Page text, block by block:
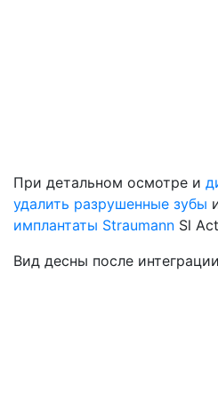
При детальном осмотре и
удалить разрушенные зубы
имплантаты Straumann Sl
Вид десны после